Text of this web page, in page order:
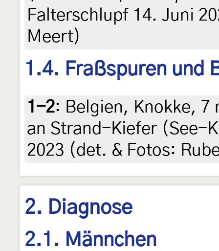
Falterschlupf 14. Juni
Meert)
1.4. Fraßspuren und
1-2: Belgien, Knokke, 7
an Strand-Kiefer (See-
2023 (det. & Fotos:
2. Diagnose
2.1. Männchen